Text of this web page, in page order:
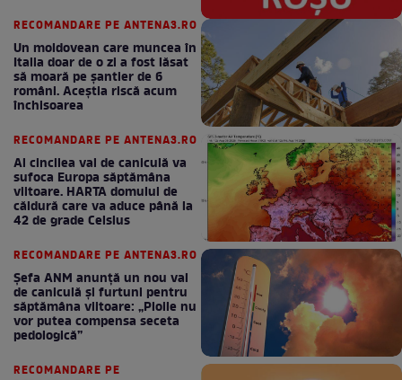
RECOMANDARE PE ANTENA3.RO
Un moldovean care muncea în
Italia doar de o zi a fost lăsat
să moară pe şantier de 6
români. Aceștia riscă acum
închisoarea
RECOMANDARE PE ANTENA3.RO
Al cincilea val de caniculă va
sufoca Europa săptămâna
viitoare. HARTA domului de
căldură care va aduce până la
42 de grade Celsius
RECOMANDARE PE ANTENA3.RO
Șefa ANM anunță un nou val
de caniculă și furtuni pentru
săptămâna viitoare: „Ploile nu
vor putea compensa seceta
pedologică”
RECOMANDARE PE